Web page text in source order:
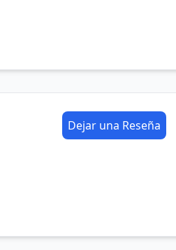
Dejar una Reseña